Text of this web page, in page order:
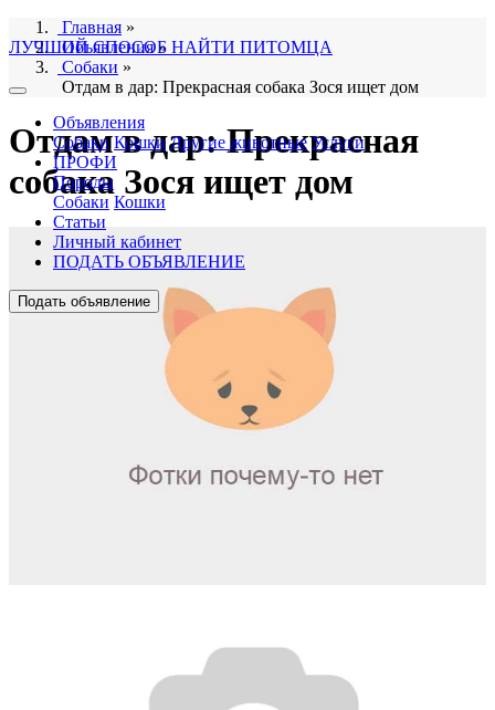
ЛУЧШИЙ СПОСОБ НАЙТИ ПИТОМЦА
Объявления
Собаки Кошки Другие животные Услуги
ПРОФИ
Породы
Собаки Кошки
Статьи
Личный кабинет
ПОДАТЬ ОБЪЯВЛЕНИЕ
Подать объявление
Главная »
Объявления»
Собаки »
Отдам в дар: Прекрасная собака Зося ищет дом
Отдам в дар: Прекрасная
собака Зося ищет дом